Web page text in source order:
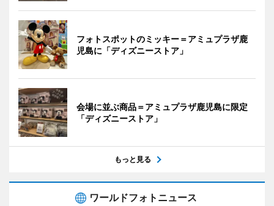
フォトスポットのミッキー＝アミュプラザ鹿
児島に「ディズニーストア」
会場に並ぶ商品＝アミュプラザ鹿児島に限定
「ディズニーストア」
もっと見る
ワールドフォトニュース